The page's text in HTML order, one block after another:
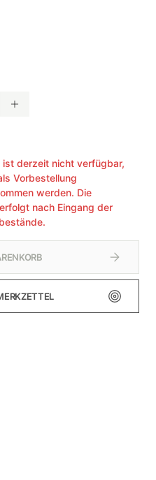
ist derzeit nicht verfügbar,
Vorbestellung
werden. Die
nach Eingang der